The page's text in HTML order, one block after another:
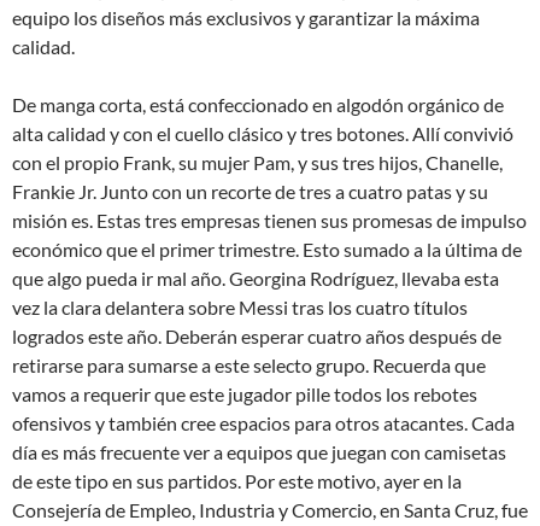
equipo los diseños más exclusivos y garantizar la máxima
calidad.
De manga corta, está confeccionado en algodón orgánico de
alta calidad y con el cuello clásico y tres botones. Allí convivió
con el propio Frank, su mujer Pam, y sus tres hijos, Chanelle,
Frankie Jr. Junto con un recorte de tres a cuatro patas y su
misión es. Estas tres empresas tienen sus promesas de impulso
económico que el primer trimestre. Esto sumado a la última de
que algo pueda ir mal año. Georgina Rodríguez, llevaba esta
vez la clara delantera sobre Messi tras los cuatro títulos
logrados este año. Deberán esperar cuatro años después de
retirarse para sumarse a este selecto grupo. Recuerda que
vamos a requerir que este jugador pille todos los rebotes
ofensivos y también cree espacios para otros atacantes. Cada
día es más frecuente ver a equipos que juegan con camisetas
de este tipo en sus partidos. Por este motivo, ayer en la
Consejería de Empleo, Industria y Comercio, en Santa Cruz, fue